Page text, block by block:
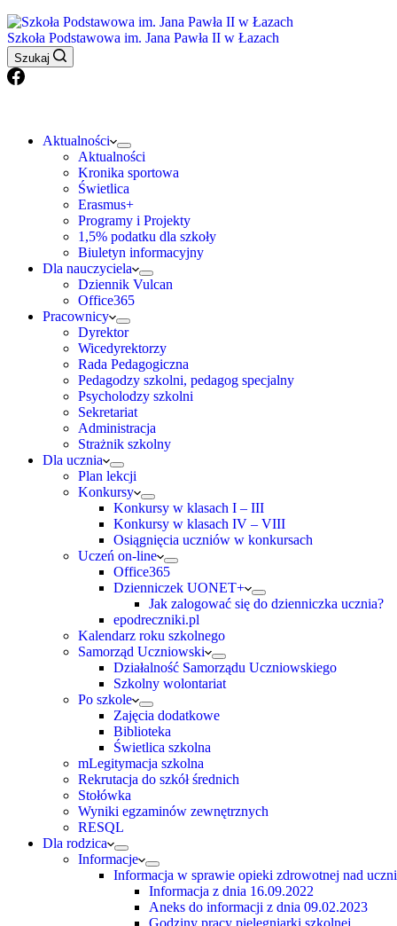
Szkoła Podstawowa im. Jana Pawła II w Łazach
Szukaj
Aktualności
Aktualności
Kronika sportowa
Świetlica
Erasmus+
Programy i Projekty
1,5% podatku dla szkoły
Biuletyn informacyjny
Dla nauczyciela
Dziennik Vulcan
Office365
Pracownicy
Dyrektor
Wicedyrektorzy
Rada Pedagogiczna
Pedagodzy szkolni, pedagog specjalny
Psycholodzy szkolni
Sekretariat
Administracja
Strażnik szkolny
Dla ucznia
Plan lekcji
Konkursy
Konkursy w klasach I – III
Konkursy w klasach IV – VIII
Osiągnięcia uczniów w konkursach
Uczeń on-line
Office365
Dzienniczek UONET+
Jak zalogować się do dzienniczka ucznia?
epodreczniki.pl
Kalendarz roku szkolnego
Samorząd Uczniowski
Działalność Samorządu Uczniowskiego
Szkolny wolontariat
Po szkole
Zajęcia dodatkowe
Biblioteka
Świetlica szkolna
mLegitymacja szkolna
Rekrutacja do szkół średnich
Stołówka
Wyniki egzaminów zewnętrznych
RESQL
Dla rodzica
Informacje
Informacja w sprawie opieki zdrowotnej nad
Informacja z dnia 16.09.2022
Aneks do informacji z dnia 09.02.2023
Godziny pracy pielęgniarki szkolnej